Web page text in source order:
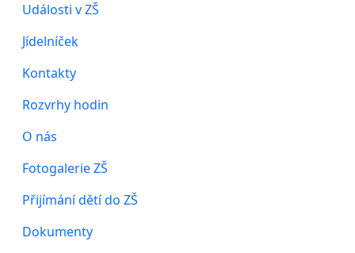
Události v ZŠ
Jídelníček
Kontakty
Rozvrhy hodin
O nás
Fotogalerie ZŠ
Přijímání dětí do ZŠ
Dokumenty